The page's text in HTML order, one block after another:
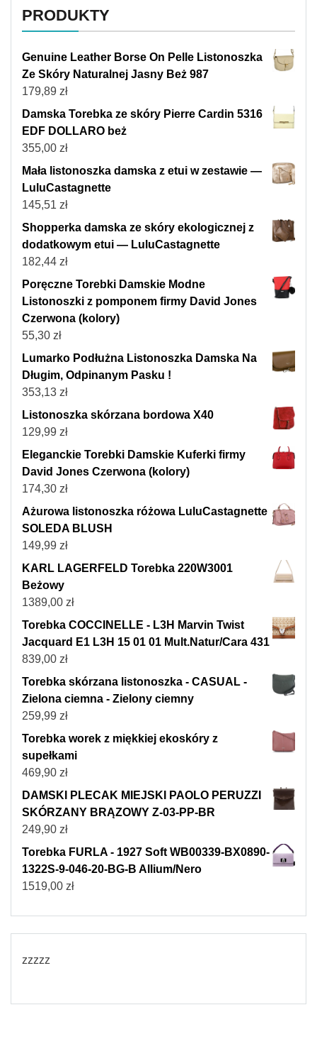
PRODUKTY
Genuine Leather Borse On Pelle Listonoszka
Ze Skóry Naturalnej Jasny Beż 987
179,89 zł
Damska Torebka ze skóry Pierre Cardin 5316
EDF DOLLARO beż
355,00 zł
Mała listonoszka damska z etui w zestawie —
LuluCastagnette
145,51 zł
Shopperka damska ze skóry ekologicznej z
dodatkowym etui — LuluCastagnette
182,44 zł
Poręczne Torebki Damskie Modne
Listonoszki z pomponem firmy David Jones
Czerwona (kolory)
55,30 zł
Lumarko Podłużna Listonoszka Damska Na
Długim, Odpinanym Pasku !
353,13 zł
Listonoszka skórzana bordowa X40
129,99 zł
Eleganckie Torebki Damskie Kuferki firmy
David Jones Czerwona (kolory)
174,30 zł
Ażurowa listonoszka różowa LuluCastagnette
SOLEDA BLUSH
149,99 zł
KARL LAGERFELD Torebka 220W3001
Beżowy
1389,00 zł
Torebka COCCINELLE - L3H Marvin Twist
Jacquard E1 L3H 15 01 01 Mult.Natur/Cara 431
839,00 zł
Torebka skórzana listonoszka - CASUAL -
Zielona ciemna - Zielony ciemny
259,99 zł
Torebka worek z miękkiej ekoskóry z
supełkami
469,90 zł
DAMSKI PLECAK MIEJSKI PAOLO PERUZZI
SKÓRZANY BRĄZOWY Z-03-PP-BR
249,90 zł
Torebka FURLA - 1927 Soft WB00339-BX0890-
1322S-9-046-20-BG-B Allium/Nero
1519,00 zł
zzzzz